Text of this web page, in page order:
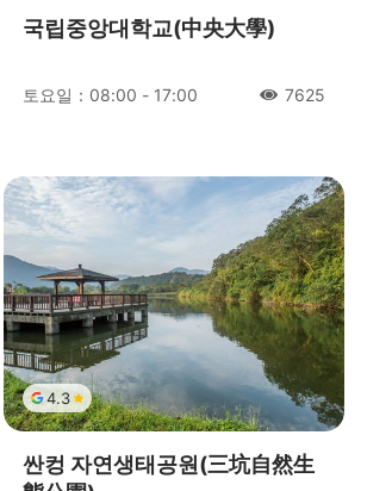
국립중앙대학교(中央大學)
토요일：08:00 - 17:00 人氣7625
4.3
싼컹 자연생태공원(三坑自然生